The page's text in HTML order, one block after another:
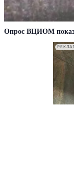
Опрос ВЦИОМ